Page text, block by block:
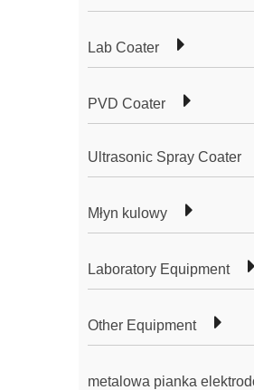
Lab Coater
PVD Coater
Ultrasonic Spray Coater
Młyn kulowy
Laboratory Equipment
Other Equipment
metalowa pianka